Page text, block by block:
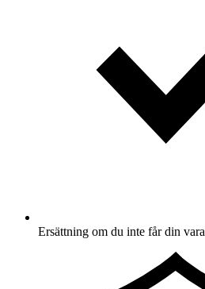
Ersättning om du inte får din vara